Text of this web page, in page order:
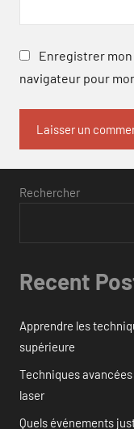
Enregistrer mon
navigateur pour
Rechercher
Recent
Apprendre les
supérieure
Techniques
laser
Quels événements